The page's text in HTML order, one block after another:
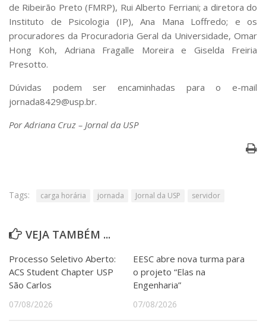
de Ribeirão Preto (FMRP), Rui Alberto Ferriani; a diretora do
Instituto de Psicologia (IP), Ana Mana Loffredo; e os
procuradores da Procuradoria Geral da Universidade, Omar
Hong Koh, Adriana Fragalle Moreira e Giselda Freiria
Presotto.
Dúvidas podem ser encaminhadas para o e-mail
jornada8429@usp.br.
Por Adriana Cruz – Jornal da USP
Tags: carga horária jornada Jornal da USP servidor
VEJA TAMBÉM ...
Processo Seletivo Aberto:
ACS Student Chapter USP
São Carlos
07/08/2026
EESC abre nova turma para
o projeto “Elas na
Engenharia”
07/08/2026